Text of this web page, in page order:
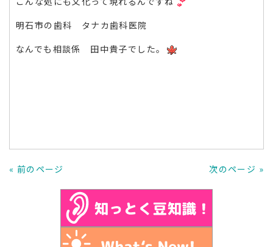
明石市の歯科 タナカ歯科医院
なんでも相談係 田中貴子でした。
« 前のページ 次のページ »